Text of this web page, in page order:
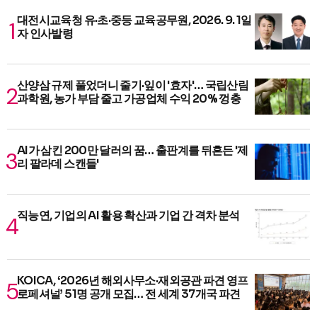
대전시교육청 유·초·중등 교육공무원, 2026. 9. 1일
자 인사발령
산양삼 규제 풀었더니 줄기·잎이 '효자'… 국립산림
과학원, 농가 부담 줄고 가공업체 수익 20% 껑충
AI가 삼킨 200만 달러의 꿈… 출판계를 뒤흔든 '제
리 팔라데 스캔들'
직능연, 기업의 AI 활용 확산과 기업 간 격차 분석
KOICA, ‘2026년 해외사무소·재외공관 파견 영프
로페셔널’ 51명 공개 모집… 전 세계 37개국 파견